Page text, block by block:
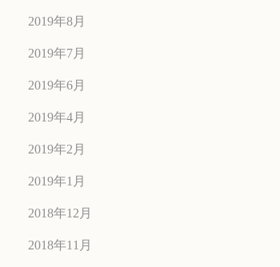
2019年8月
2019年7月
2019年6月
2019年4月
2019年2月
2019年1月
2018年12月
2018年11月